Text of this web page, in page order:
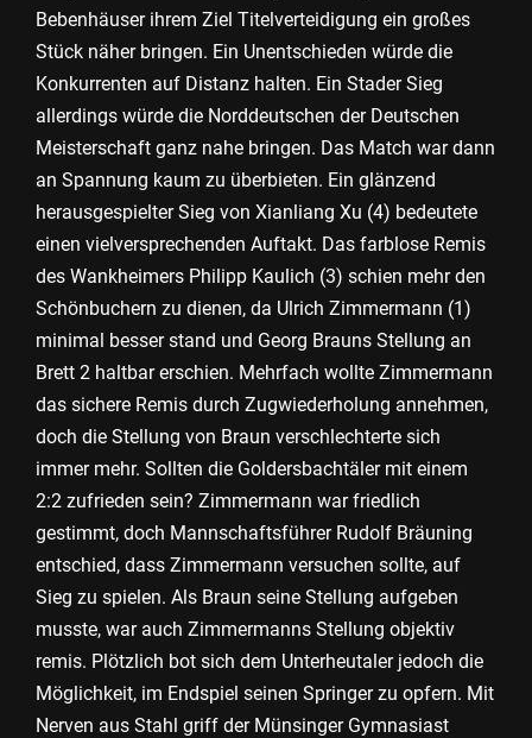
Bebenhäuser ihrem Ziel Titelverteidigung ein großes
Stück näher bringen. Ein Unentschieden würde die
Konkurrenten auf Distanz halten. Ein Stader Sieg
allerdings würde die Norddeutschen der Deutschen
Meisterschaft ganz nahe bringen. Das Match war dann
an Spannung kaum zu überbieten. Ein glänzend
herausgespielter Sieg von Xianliang Xu (4) bedeutete
einen vielversprechenden Auftakt. Das farblose Remis
des Wankheimers Philipp Kaulich (3) schien mehr den
Schönbuchern zu dienen, da Ulrich Zimmermann (1)
minimal besser stand und Georg Brauns Stellung an
Brett 2 haltbar erschien. Mehrfach wollte Zimmermann
das sichere Remis durch Zugwiederholung annehmen,
doch die Stellung von Braun verschlechterte sich
immer mehr. Sollten die Goldersbachtäler mit einem
2:2 zufrieden sein? Zimmermann war friedlich
gestimmt, doch Mannschaftsführer Rudolf Bräuning
entschied, dass Zimmermann versuchen sollte, auf
Sieg zu spielen. Als Braun seine Stellung aufgeben
musste, war auch Zimmermanns Stellung objektiv
remis. Plötzlich bot sich dem Unterheutaler jedoch die
Möglichkeit, im Endspiel seinen Springer zu opfern. Mit
Nerven aus Stahl griff der Münsinger Gymnasiast